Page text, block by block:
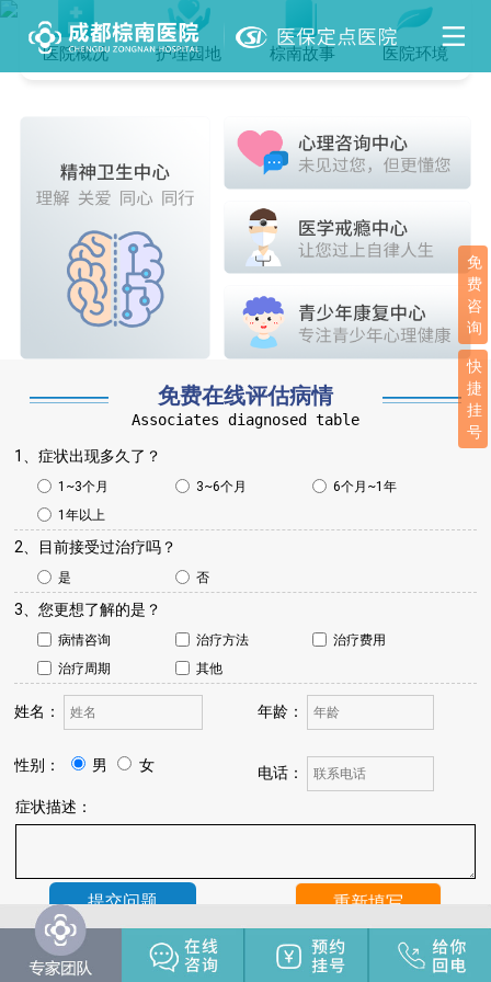
医院概况 护理园地 棕南故事 医院环境
免费在线评估病情
Associates diagnosed table
1、症状出现多久了？
1~3个月 3~6个月
6个月~1年
1年以上
2、目前接受过治疗吗？
是 否
3、您更想了解的是？
病情咨询 治疗方法
治疗费用
治疗周期
其他
姓名： 年龄：
性别： 男 女
电话：
症状描述：
温馨提示：
我院将于24小时内与您联系，请保持手机畅通，注
意来电。
免
费
咨
询
快
捷
挂
号